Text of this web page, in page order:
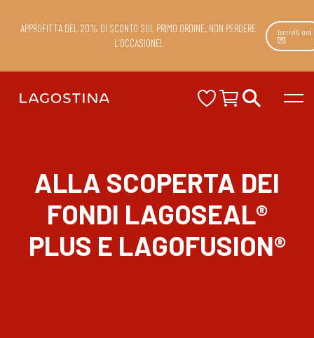
APPROFITTA DEL 20% DI SCONTO SUL PRIMO ORDINE. NON PERDERE
L’OCCASIONE!
Iscriviti ora
💌
ALLA SCOPERTA DEI
FONDI LAGOSEAL®
PLUS E LAGOFUSION®